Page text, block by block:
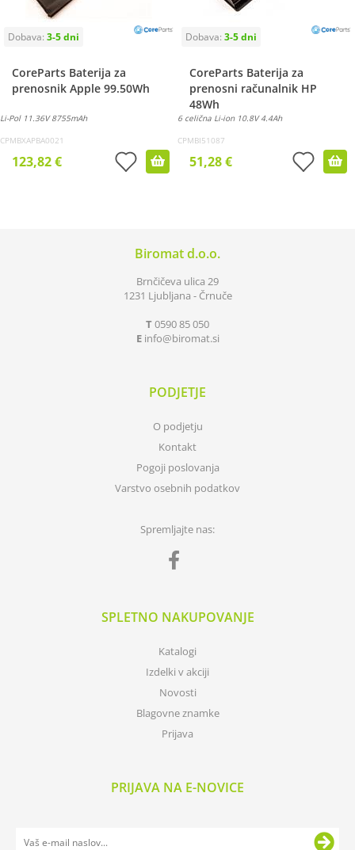
CoreParts Baterija za
prenosnik Apple 99.50Wh
Li-Pol 11.36V 8755mAh
CPMBXAPBA0021
123,82 €
CoreParts Baterija za
prenosni računalnik HP
48Wh
6 celična Li-ion 10.8V 4.4Ah
CPMBI51087
51,28 €
Biromat d.o.o.
Brnčičeva ulica 29
1231 Ljubljana - Črnuče
T0590 85 050
E info biromat.si
PODJETJE
O podjetju
Kontakt
Pogoji poslovanja
Varstvo osebnih podatkov
Spremljajte nas:
SPLETNO NAKUPOVANJE
Katalogi
Izdelki v akciji
Novosti
Blagovne znamke
Prijava
PRIJAVA NA E-NOVICE